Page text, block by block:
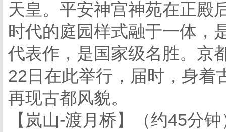
天皇。平安神宫神苑在正殿
时代的庭园样式融于一体，
代表作，是国家级名胜。京
22日在此举行，届时，身着
再现古都风貌。
【岚山-渡月桥】（约45分